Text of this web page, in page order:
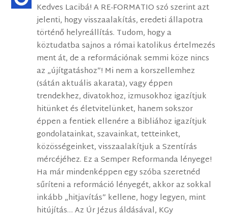
Kedves Lacibá! A RE-FORMATIO szó szerint azt
jelenti, hogy visszaalakítás, eredeti állapotra
történő helyreállítás. Tudom, hogy a
köztudatba sajnos a római katolikus értelmezés
ment át, de a reformációnak semmi köze nincs
az „újítgatáshoz”! Mi nem a korszellemhez
(sátán aktuális akarata), vagy éppen
trendekhez, divatokhoz, izmusokhoz igazítjuk
hitünket és életvitelünket, hanem sokszor
éppen a fentiek ellenére a Bibliához igazítjuk
gondolatainkat, szavainkat, tetteinket,
közösségeinket, visszaalakítjuk a Szentírás
mércéjéhez. Ez a Semper Reformanda lényege!
Ha már mindenképpen egy szóba szeretnéd
sűríteni a reformáció lényegét, akkor az sokkal
inkább „hitjavítás” kellene, hogy legyen, mint
hitújítás… Az Úr Jézus áldásával, KGy